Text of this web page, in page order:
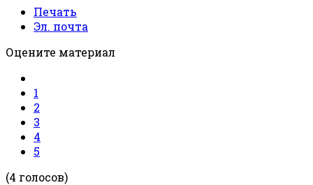
Печать
Эл. почта
Оцените материал
1
2
3
4
5
(4 голосов)